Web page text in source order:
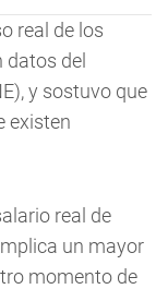
real de los
datos del
y sostuvo que
existen
real de
un mayor
momento de